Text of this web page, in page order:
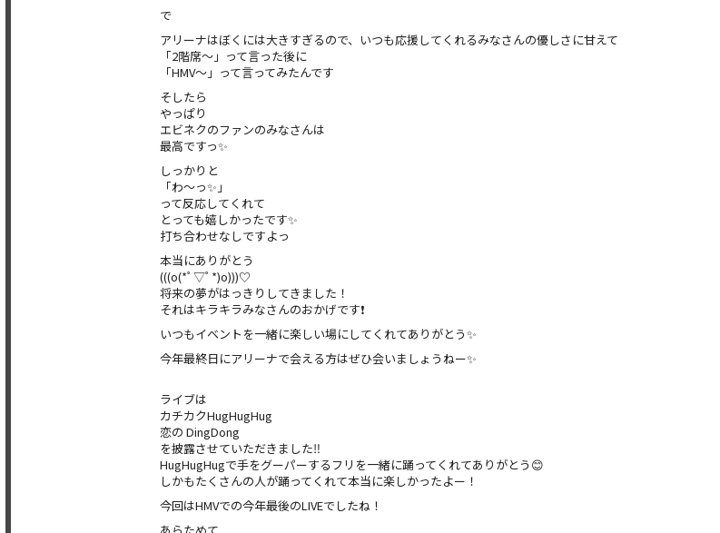
で
アリーナはぼくには大きすぎるので、いつも応援してくれるみなさんの優しさに甘えて
「2階席〜」って言った後に
「HMV〜」って言ってみたんです
そしたら
やっぱり
エビネクのファンのみなさんは
最高ですっ✨
しっかりと
「わ〜っ✨」
って反応してくれて
とっても嬉しかったです✨
打ち合わせなしですよっ
本当にありがとう
(((o(*ﾟ▽ﾟ*)o)))♡
将来の夢がはっきりしてきました！
それはキラキラみなさんのおかげです❗️
いつもイベントを一緒に楽しい場にしてくれてありがとう✨
今年最終日にアリーナで会える方はぜひ会いましょうねー✨
ライブは
カチカクHugHugHug
恋の DingDong
を披露させていただきました‼️
HugHugHugで手をグーパーするフリを一緒に踊ってくれてありがとう😊
しかもたくさんの人が踊ってくれて本当に楽しかったよー！
今回はHMVでの今年最後のLIVEでしたね！